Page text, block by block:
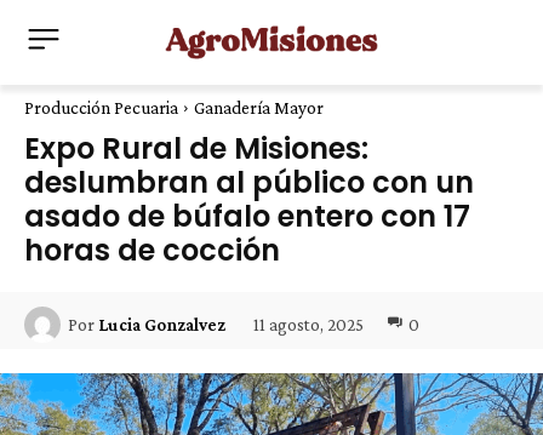
Producción Pecuaria Ganadería Mayor
Expo Rural de Misiones:
deslumbran al público con un
asado de búfalo entero con 17
horas de cocción
Por Lucia Gonzalvez 11 agosto, 2025 0